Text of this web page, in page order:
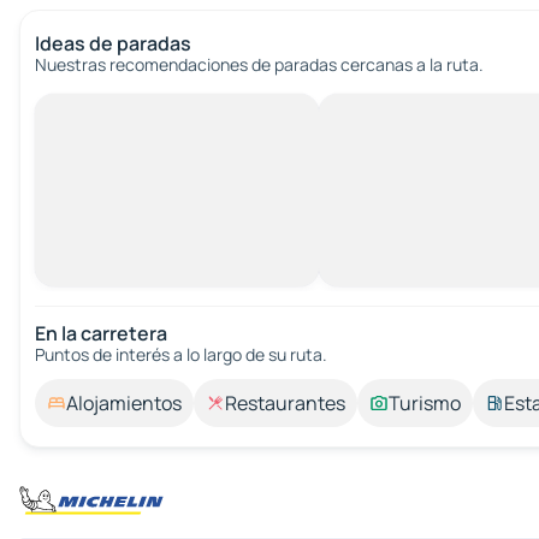
Ideas de paradas
Nuestras recomendaciones de paradas cercanas a la ruta.
En la carretera
Puntos de interés a lo largo de su ruta.
Alojamientos Restaurantes Turismo